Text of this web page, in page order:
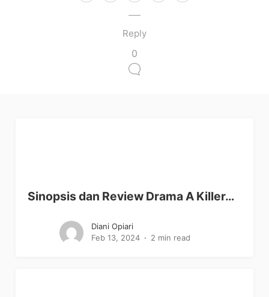
Reply
0
Sinopsis dan Review Drama A Killer…
Diani Opiari
Feb 13, 2024
2 min read